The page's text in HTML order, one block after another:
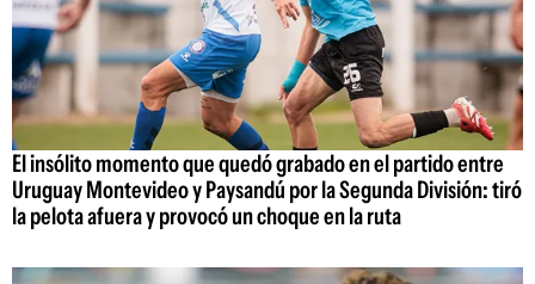
El insólito momento que quedó grabado en el partido entre
Uruguay Montevideo y Paysandú por la Segunda División: tiró
la pelota afuera y provocó un choque en la ruta